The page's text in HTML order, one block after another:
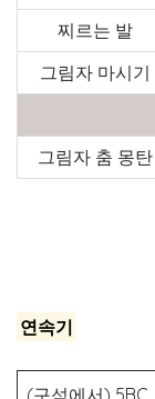
찌르는 발
그림자 마시기
그림자 춤 몽탄
연속기
(구석에서) 5BC